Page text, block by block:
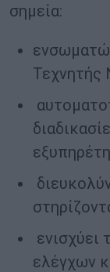
σημεία:
Τεχνητής
ενισχύει
ελέγχων